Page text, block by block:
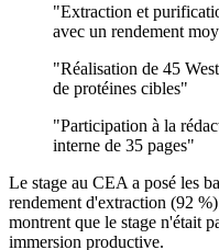
"Extraction et
avec un rendement
"Réalisation de 45
de protéines cibles"
"Participation à la
interne de 35 pages"
Le stage au CEA a posé les
rendement d'extraction (92
montrent que le stage n'était
immersion productive.